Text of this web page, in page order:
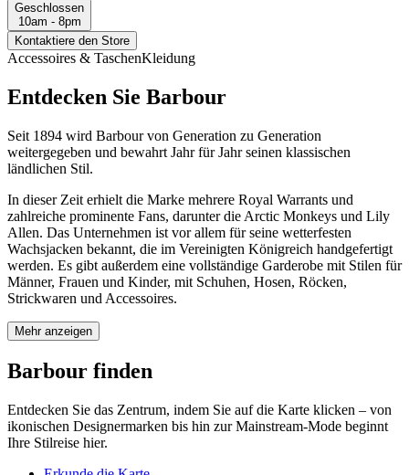
Geschlossen
10am - 8pm
Kontaktiere den Store
Accessoires & TaschenKleidung
Entdecken Sie Barbour
Seit 1894 wird Barbour von Generation zu Generation
weitergegeben und bewahrt Jahr für Jahr seinen klassischen
ländlichen Stil.
In dieser Zeit erhielt die Marke mehrere Royal Warrants und
zahlreiche prominente Fans, darunter die Arctic Monkeys und Lily
Allen. Das Unternehmen ist vor allem für seine wetterfesten
Wachsjacken bekannt, die im Vereinigten Königreich handgefertigt
werden. Es gibt außerdem eine vollständige Garderobe mit Stilen für
Männer, Frauen und Kinder, mit Schuhen, Hosen, Röcken,
Strickwaren und Accessoires.
Mehr anzeigen
Barbour finden
Entdecken Sie das Zentrum, indem Sie auf die Karte klicken – von
ikonischen Designermarken bis hin zur Mainstream-Mode beginnt
Ihre Stilreise hier.